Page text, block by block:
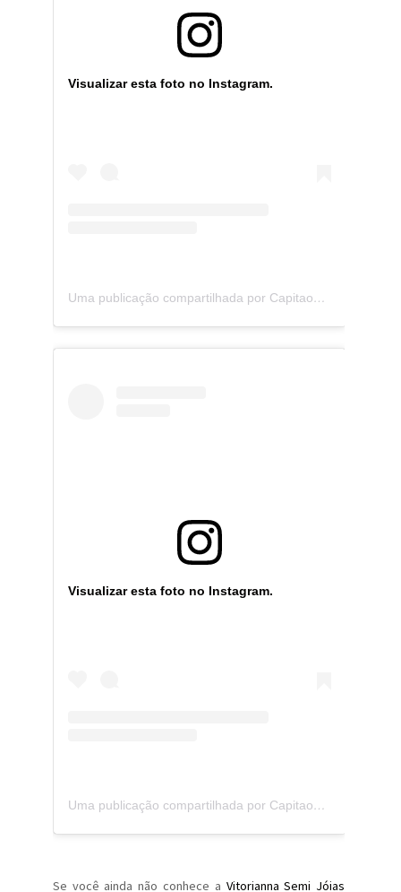
Visualizar esta foto no Instagram.
Uma publicação compartilhada por CapitaoZeferino (@capitaozeferino)
Visualizar esta foto no Instagram.
Uma publicação compartilhada por CapitaoZeferino (@capitaozeferino)
Se você ainda não conhece a Vitorianna Semi Jóias